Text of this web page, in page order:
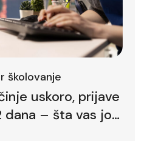
školovanje
uskoro, prijave
dana – šta vas još